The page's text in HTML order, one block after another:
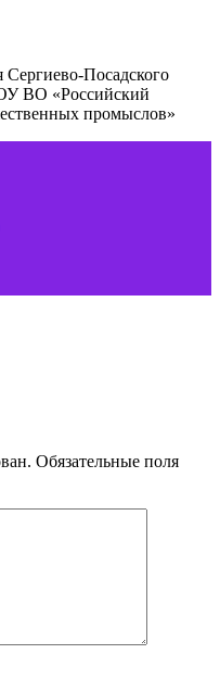
Сергиево-Посадского
ВО «Российский
промыслов»
Обязательные поля